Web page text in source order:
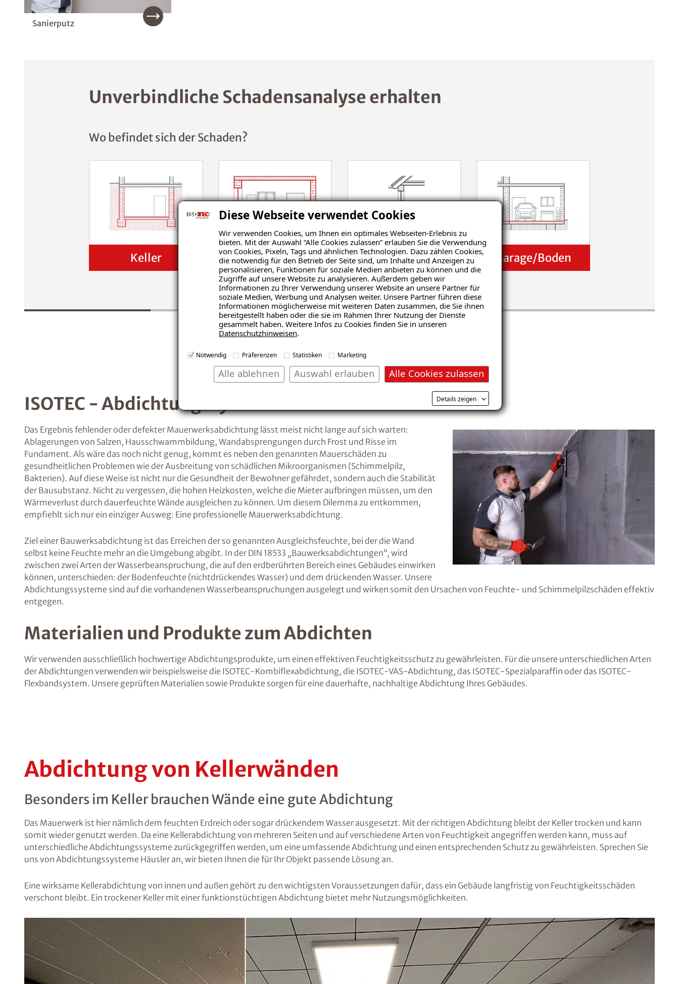
Diese Webseite verwendet Cookies
Wir verwenden Cookies, um Ihnen ein optimales Webseiten-Erlebnis zu
bieten. Mit der Auswahl “Alle Cookies zulassen” erlauben Sie die Verwendung
von Cookies, Pixeln, Tags und ähnlichen Technologien. Dazu zählen Cookies,
die notwendig für den Betrieb der Seite sind, um Inhalte und Anzeigen zu
personalisieren, Funktionen für soziale Medien anbieten zu können und die
Zugriffe auf unsere Website zu analysieren. Außerdem geben wir
Informationen zu Ihrer Verwendung unserer Website an unsere Partner für
soziale Medien, Werbung und Analysen weiter. Unsere Partner führen diese
Informationen möglicherweise mit weiteren Daten zusammen, die Sie ihnen
bereitgestellt haben oder die sie im Rahmen Ihrer Nutzung der Dienste
gesammelt haben. Weitere Infos zu Cookies finden Sie in unseren
Datenschutzhinweisen.
Notwendig Präferenzen Statistiken Marketing
Alle Cookies zulassen
Auswahl erlauben
Alle ablehnen
Details zeigen
Sanierputz
Unverbindliche Schadensanalyse erhalten
Wo befindet sich der Schaden?
Keller Wohnraum Balkon Garage/Boden
ISOTEC - Abdichtungssysteme die funktionieren
Das Ergebnis fehlender oder defekter Mauerwerksabdichtung lässt meist nicht lange auf sich warten:
Ablagerungen von Salzen, Hausschwammbildung, Wandabsprengungen durch Frost und Risse im
Fundament. Als wäre das noch nicht genug, kommt es neben den genannten Mauerschäden zu
gesundheitlichen Problemen wie der Ausbreitung von schädlichen Mikroorganismen (Schimmelpilz,
Bakterien). Auf diese Weise ist nicht nur die Gesundheit der Bewohner gefährdet, sondern auch die Stabilität
der Bausubstanz. Nicht zu vergessen, die hohen Heizkosten, welche die Mieter aufbringen müssen, um den
Wärmeverlust durch dauerfeuchte Wände ausgleichen zu können. Um diesem Dilemma zu entkommen,
empfiehlt sich nur ein einziger Ausweg: Eine professionelle Mauerwerksabdichtung.
Ziel einer Bauwerksabdichtung ist das Erreichen der so genannten Ausgleichsfeuchte, bei der die Wand
selbst keine Feuchte mehr an die Umgebung abgibt. In der DIN 18533 „Bauwerksabdichtungen“, wird
zwischen zwei Arten der Wasserbeanspruchung, die auf den erdberührten Bereich eines Gebäudes einwirken
können, unterschieden: der Bodenfeuchte (nichtdrückendes Wasser) und dem drückenden Wasser. Unsere
Abdichtungssysteme sind auf die vorhandenen Wasserbeanspruchungen ausgelegt und wirken somit den Ursachen von Feuchte- und Schimmelpilzschäden effektiv
entgegen.
Materialien und Produkte zum Abdichten
Wir verwenden ausschließlich hochwertige Abdichtungsprodukte, um einen effektiven Feuchtigkeitsschutz zu gewährleisten. Für die unsere unterschiedlichen Arten
der Abdichtungen verwenden wir beispielsweise die ISOTEC-Kombiflexabdichtung, die ISOTEC-VAS-Abdichtung, das ISOTEC-Spezialparaffin oder das ISOTEC-
Flexbandsystem. Unsere geprüften Materialien sowie Produkte sorgen für eine dauerhafte, nachhaltige Abdichtung Ihres Gebäudes.
Abdichtung von Kellerwänden
Besonders im Keller brauchen Wände eine gute Abdichtung
Das Mauerwerk ist hier nämlich dem feuchten Erdreich oder sogar drückendem Wasser ausgesetzt. Mit der richtigen Abdichtung bleibt der Keller trocken und kann
somit wieder genutzt werden. Da eine Kellerabdichtung von mehreren Seiten und auf verschiedene Arten von Feuchtigkeit angegriffen werden kann, muss auf
unterschiedliche Abdichtungssysteme zurückgegriffen werden, um eine umfassende Abdichtung und einen entsprechenden Schutz zu gewährleisten. Sprechen Sie
uns von Abdichtungssysteme Häusler an, wir bieten Ihnen die für Ihr Objekt passende Lösung an.
Eine wirksame Kellerabdichtung von innen und außen gehört zu den wichtigsten Voraussetzungen dafür, dass ein Gebäude langfristig von Feuchtigkeitsschäden
verschont bleibt. Ein trockener Keller mit einer funktionstüchtigen Abdichtung bietet mehr Nutzungsmöglichkeiten.